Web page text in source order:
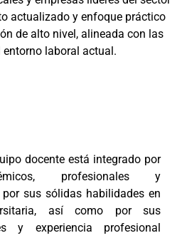
actualizado y enfoque práctico
de alto nivel, alineada con las
entorno laboral actual.
docente está integrado por
profesionales y
sus sólidas habilidades en
así como por sus
y experiencia profesional